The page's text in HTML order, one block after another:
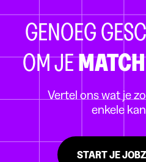
GENOEG
OM JE
Vertel ons wat je
enkele
START JE